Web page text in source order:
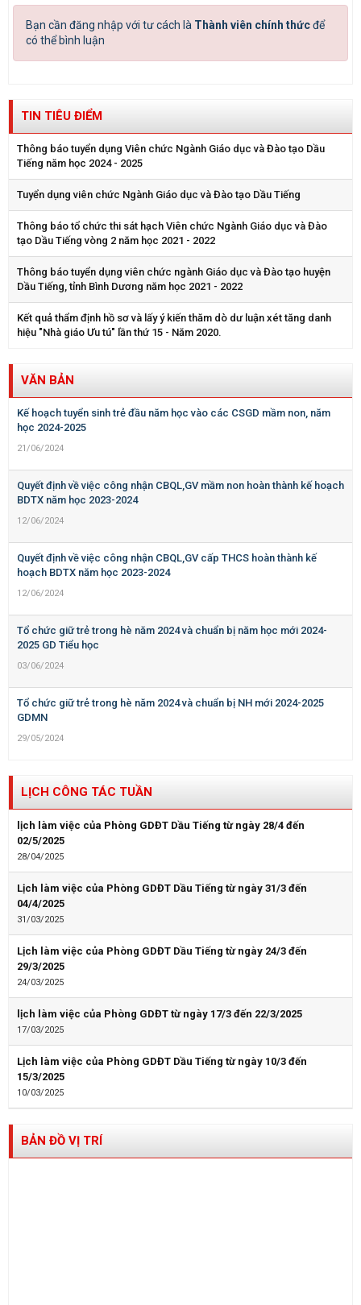
Bạn cần đăng nhập với tư cách là Thành viên chính thứcđể
có thể bình luận
TIN TIÊU ĐIỂM
Thông báo tuyển dụng Viên chức Ngành Giáo dục và Đào tạo Dầu
Tiếng năm học 2024 - 2025
Tuyển dụng viên chức Ngành Giáo dục và Đào tạo Dầu Tiếng
Thông báo tổ chức thi sát hạch Viên chức Ngành Giáo dục và Đào
tạo Dầu Tiếng vòng 2 năm học 2021 - 2022
Thông báo tuyển dụng viên chức ngành Giáo dục và Đào tạo huyện
Dầu Tiếng, tỉnh Bình Dương năm học 2021 - 2022
Kết quả thẩm định hồ sơ và lấy ý kiến thăm dò dư luận xét tăng danh
hiệu "Nhà giáo Ưu tú" lần thứ 15 - Năm 2020.
VĂN BẢN
Kế hoạch tuyển sinh trẻ đầu năm học vào các CSGD mầm non, năm
học 2024-2025
21/06/2024
Quyết định về việc công nhận CBQL,GV mầm non hoàn thành kế hoạch
BDTX năm học 2023-2024
12/06/2024
Quyết định về việc công nhận CBQL,GV cấp THCS hoàn thành kế
hoạch BDTX năm học 2023-2024
12/06/2024
Tổ chức giữ trẻ trong hè năm 2024 và chuẩn bị năm học mới 2024-
2025 GD Tiểu học
03/06/2024
Tổ chức giữ trẻ trong hè năm 2024 và chuẩn bị NH mới 2024-2025
GDMN
29/05/2024
LỊCH CÔNG TÁC TUẦN
lịch làm việc của Phòng GDĐT Dầu Tiếng từ ngày 28/4 đến
02/5/2025
28/04/2025
Lịch làm việc của Phòng GDĐT Dầu Tiếng từ ngày 31/3 đến
04/4/2025
31/03/2025
Lịch làm việc của Phòng GDĐT Dầu Tiếng từ ngày 24/3 đến
29/3/2025
24/03/2025
lịch làm việc của Phòng GDĐT từ ngày 17/3 đến 22/3/2025
17/03/2025
Lịch làm việc của Phòng GDĐT Dầu Tiếng từ ngày 10/3 đến
15/3/2025
10/03/2025
BẢN ĐỒ VỊ TRÍ